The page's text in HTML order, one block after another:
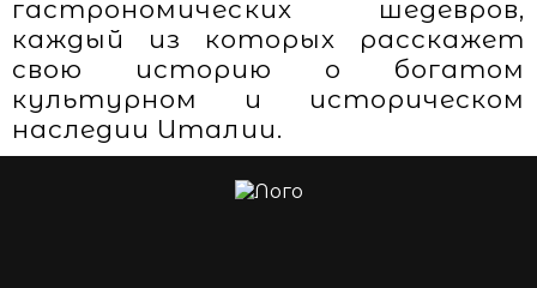
гастрономических шедевров,
каждый из которых расскажет
свою историю о богатом
культурном и историческом
наследии Италии.